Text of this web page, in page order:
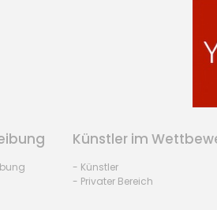
Künstler im
- Künstler
- Privater Bereich